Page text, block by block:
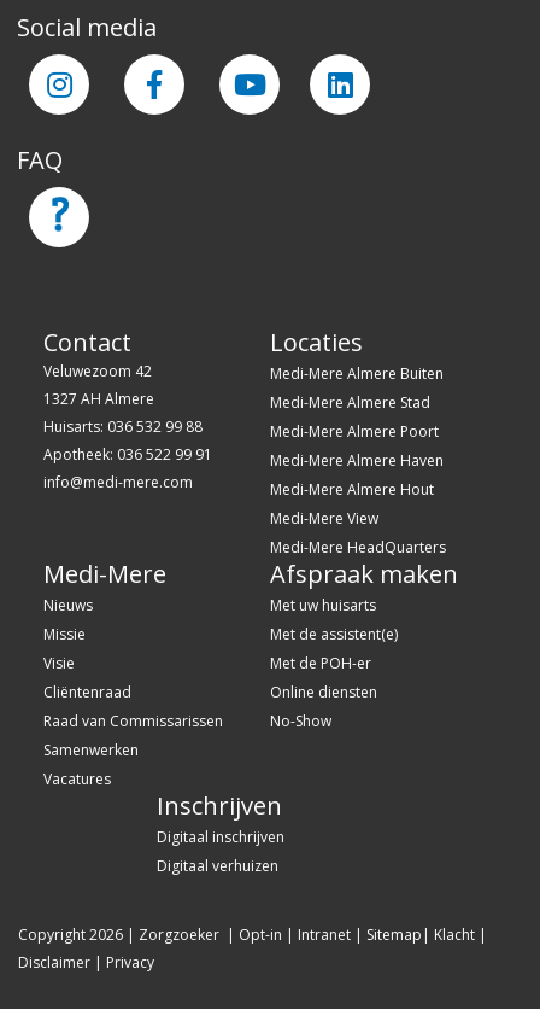
Social media
FAQ
Contact
Veluwezoom 42
1327 AH Almere
Huisarts: 036 532 99 88
Apotheek: 036 522 99 91
info@medi-mere.com
Locaties
Medi-Mere Almere Buiten
Medi-Mere Almere Stad
Medi-Mere Almere Poort
Medi-Mere Almere Haven
Medi-Mere Almere Hout
Medi-Mere View
Medi-Mere HeadQuarters
Medi-Mere
Nieuws
Missie
Visie
Cliëntenraad
Raad van Commissarissen
Samenwerken
Vacatures
Afspraak maken
Met uw huisarts
Met de assistent(e)
Met de POH-er
Online diensten
No-Show
Inschrijven
Digitaal inschrijven
Digitaal verhuizen
Copyright 2026 | Zorgzoeker | Opt-in | Intranet | Sitemap | Klacht |
Disclaimer | Privacy